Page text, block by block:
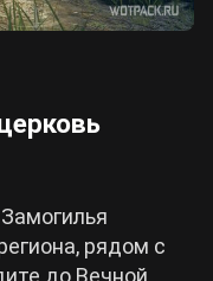
рядом с